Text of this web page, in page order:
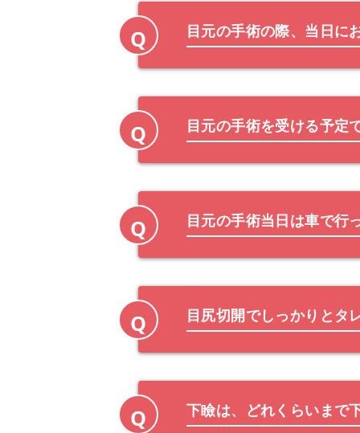
Q 目元の手術の際、当日に
Q 目元の手術を受ける予定
Q 目元の手術当日は車で行
Q 目尻切開でしっかりとタ
Q 下瞼は、どれくらいまで